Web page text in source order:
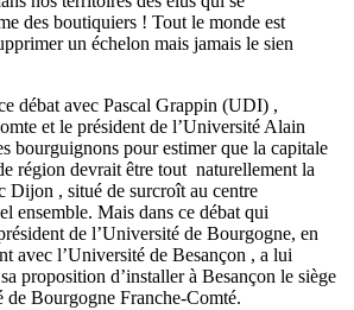
des boutiquiers ! Tout le monde est
un échelon mais jamais le sien
débat avec Pascal Grappin (UDI) ,
et le président de l’Université Alain
bourguignons pour estimer que la capitale
région devrait être tout naturellement la
Dijon , situé de surcroît au centre
ensemble. Mais dans ce débat qui
de l’Université de Bourgogne, en
avec l’Université de Besançon , a lui
proposition d’installer à Besançon le siège
de Bourgogne Franche-Comté.